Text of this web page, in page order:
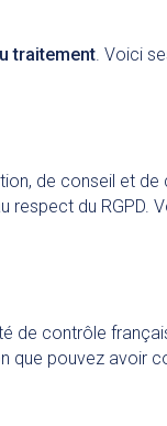
traitement. Voici
de conseil et
du RGPD.
de contrôle
que pouvez avoir